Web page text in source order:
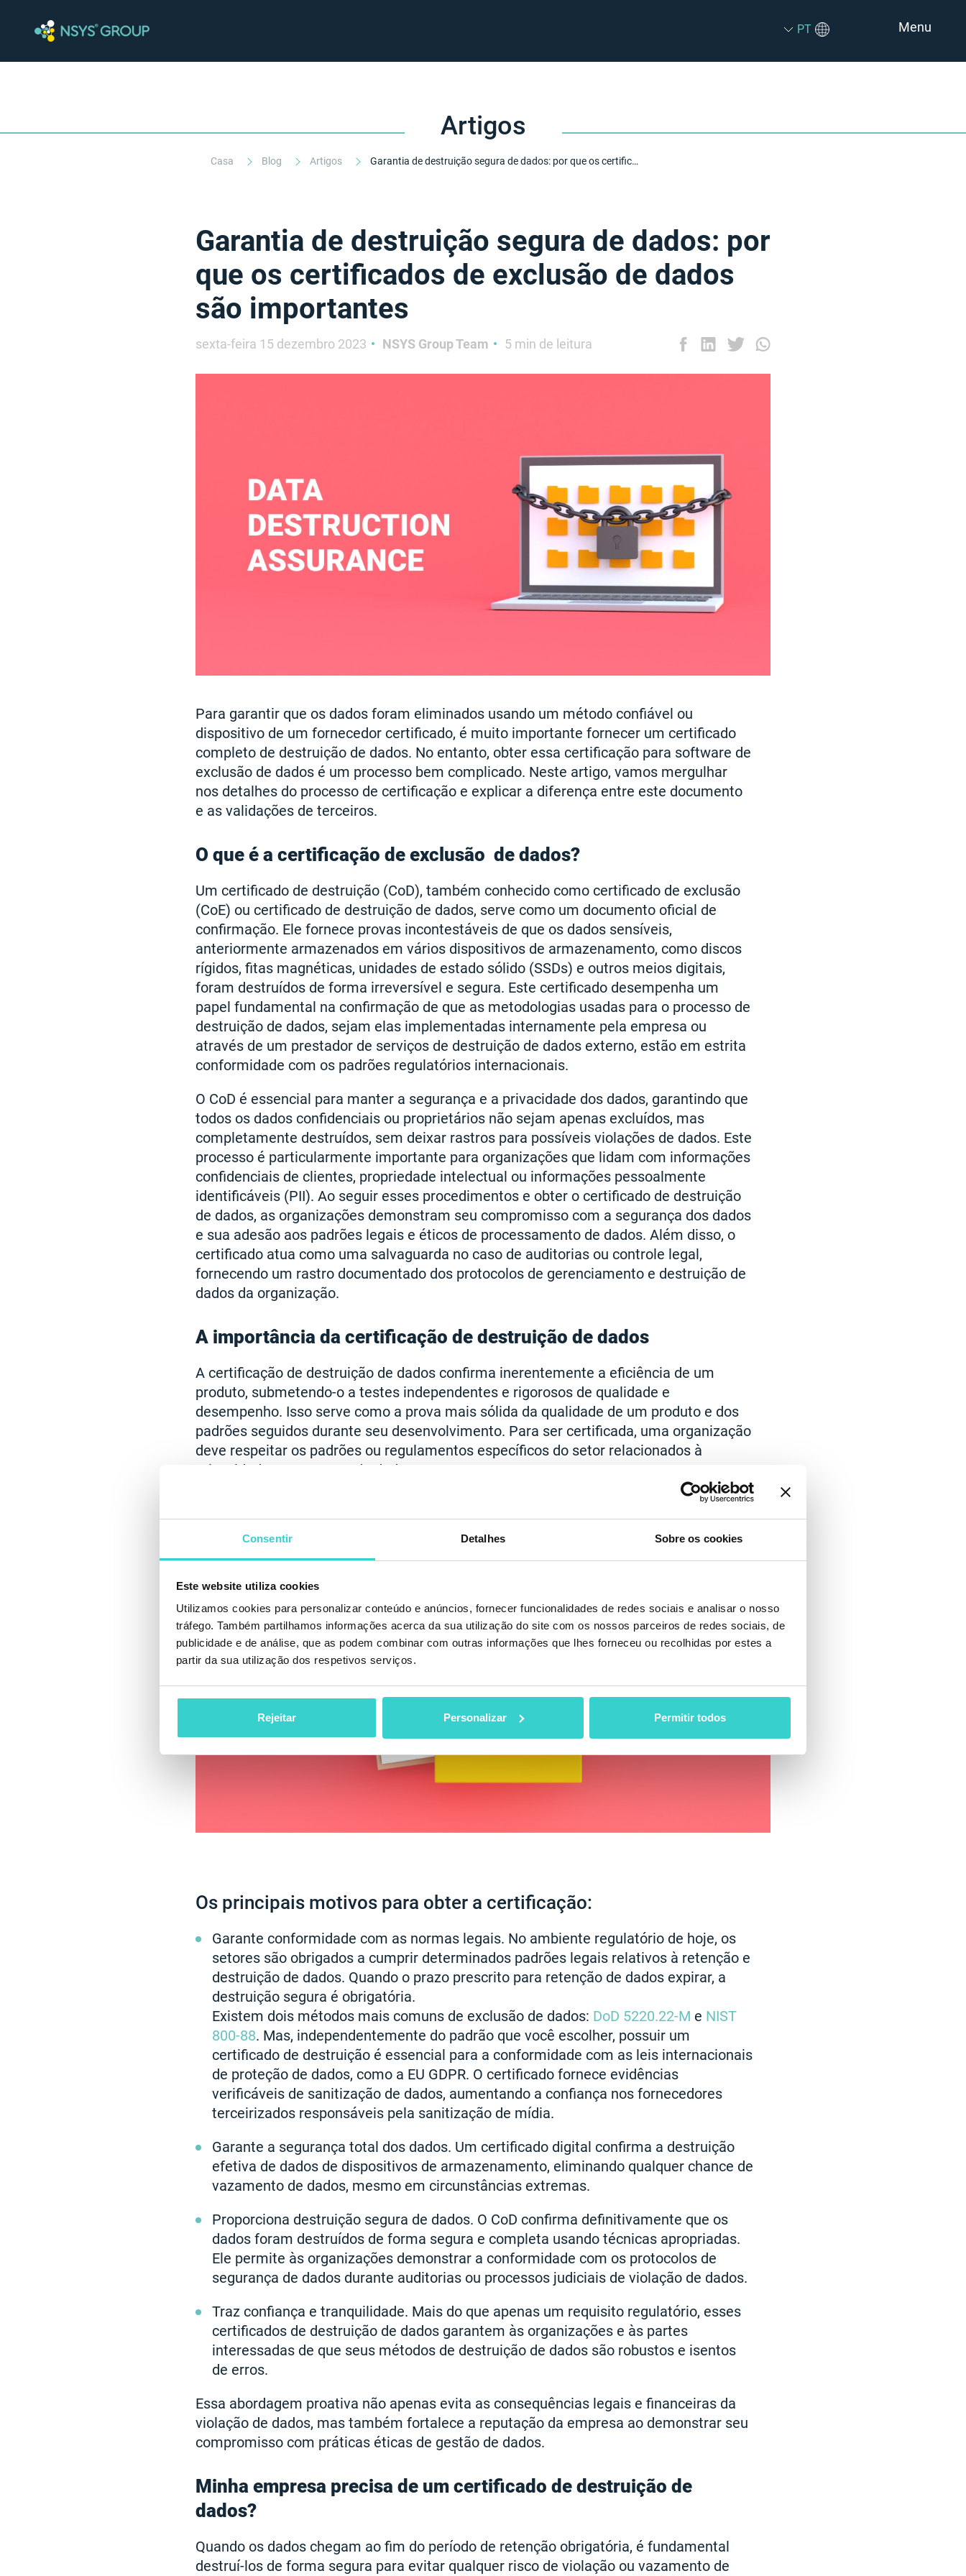
Consentir Detalhes Sobre os cookies
Este website utiliza cookies
Utilizamos cookies para personalizar conteúdo e anúncios, fornecer funcionalidades de redes sociais e analisar o nosso
tráfego. Também partilhamos informações acerca da sua utilização do site com os nossos parceiros de redes sociais, de
publicidade e de análise, que as podem combinar com outras informações que lhes forneceu ou recolhidas por estes a
partir da sua utilização dos respetivos serviços.
Rejeitar Personalizar Permitir todos
PT Menu
Artigos
Casa Blog Artigos Garantia de destruição segura de dados: por que os certificados de exclusão de dados são importantes
Garantia de destruição segura de dados: por
que os certificados de exclusão de dados
são importantes
sexta-feira 15 dezembro 2023 NSYS Group Team 5 min de leitura
Para garantir que os dados foram eliminados usando um método confiável ou
dispositivo de um fornecedor certificado, é muito importante fornecer um certificado
completo de destruição de dados. No entanto, obter essa certificação para software de
exclusão de dados é um processo bem complicado. Neste artigo, vamos mergulhar
nos detalhes do processo de certificação e explicar a diferença entre este documento
e as validações de terceiros.
O que é a certificação de exclusão de dados?
Um certificado de destruição (CoD), também conhecido como certificado de exclusão
(CoE) ou certificado de destruição de dados, serve como um documento oficial de
confirmação. Ele fornece provas incontestáveis de que os dados sensíveis,
anteriormente armazenados em vários dispositivos de armazenamento, como discos
rígidos, fitas magnéticas, unidades de estado sólido (SSDs) e outros meios digitais,
foram destruídos de forma irreversível e segura. Este certificado desempenha um
papel fundamental na confirmação de que as metodologias usadas para o processo de
destruição de dados, sejam elas implementadas internamente pela empresa ou
através de um prestador de serviços de destruição de dados externo, estão em estrita
conformidade com os padrões regulatórios internacionais.
O CoD é essencial para manter a segurança e a privacidade dos dados, garantindo que
todos os dados confidenciais ou proprietários não sejam apenas excluídos, mas
completamente destruídos, sem deixar rastros para possíveis violações de dados. Este
processo é particularmente importante para organizações que lidam com informações
confidenciais de clientes, propriedade intelectual ou informações pessoalmente
identificáveis (PII). Ao seguir esses procedimentos e obter o certificado de destruição
de dados, as organizações demonstram seu compromisso com a segurança dos dados
e sua adesão aos padrões legais e éticos de processamento de dados. Além disso, o
certificado atua como uma salvaguarda no caso de auditorias ou controle legal,
fornecendo um rastro documentado dos protocolos de gerenciamento e destruição de
dados da organização.
A importância da certificação de destruição de dados
A certificação de destruição de dados confirma inerentemente a eficiência de um
produto, submetendo-o a testes independentes e rigorosos de qualidade e
desempenho. Isso serve como a prova mais sólida da qualidade de um produto e dos
padrões seguidos durante seu desenvolvimento. Para ser certificada, uma organização
deve respeitar os padrões ou regulamentos específicos do setor relacionados à
privacidade e segurança de dados.
Os principais motivos para obter a certificação:
Garante conformidade com as normas legais. No ambiente regulatório de hoje, os
setores são obrigados a cumprir determinados padrões legais relativos à retenção e
destruição de dados. Quando o prazo prescrito para retenção de dados expirar, a
destruição segura é obrigatória.
Existem dois métodos mais comuns de exclusão de dados: DoD 5220.22-M e NIST
800-88. Mas, independentemente do padrão que você escolher, possuir um
certificado de destruição é essencial para a conformidade com as leis internacionais
de proteção de dados, como a EU GDPR. O certificado fornece evidências
verificáveis de sanitização de dados, aumentando a confiança nos fornecedores
terceirizados responsáveis pela sanitização de mídia.
Garante a segurança total dos dados. Um certificado digital confirma a destruição
efetiva de dados de dispositivos de armazenamento, eliminando qualquer chance de
vazamento de dados, mesmo em circunstâncias extremas.
Proporciona destruição segura de dados. O CoD confirma definitivamente que os
dados foram destruídos de forma segura e completa usando técnicas apropriadas.
Ele permite às organizações demonstrar a conformidade com os protocolos de
segurança de dados durante auditorias ou processos judiciais de violação de dados.
Traz confiança e tranquilidade. Mais do que apenas um requisito regulatório, esses
certificados de destruição de dados garantem às organizações e às partes
interessadas de que seus métodos de destruição de dados são robustos e isentos
de erros.
Essa abordagem proativa não apenas evita as consequências legais e financeiras da
violação de dados, mas também fortalece a reputação da empresa ao demonstrar seu
compromisso com práticas éticas de gestão de dados.
Minha empresa precisa de um certificado de destruição de
dados?
Quando os dados chegam ao fim do período de retenção obrigatória, é fundamental
destruí-los de forma segura para evitar qualquer risco de violação ou vazamento de